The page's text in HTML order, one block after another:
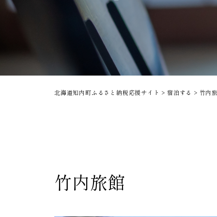
北海道知内町ふるさと納税応援サイト >宿泊する > 竹内
竹内旅館